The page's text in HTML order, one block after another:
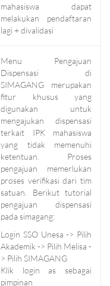
mahasiswa dapat
melakukan pendaftaran
lagi + divalidasi
Menu Pengajuan
Dispensasi di
SIMAGANG merupakan
fitur khusus yang
digunakan untuk
mengajukan dispensasi
terkait IPK mahasiswa
yang tidak memenuhi
ketentuan. Proses
pengajuan memerlukan
proses verifikasi dari tim
satuan. Berikut tutorial
pengajuan dispensasi
pada simagang:
Login SSO Unesa -> Pilih
Akademik -> Pilih Melisa -
> Pilih SIMAGANG
Klik login as sebagai
pimpinan